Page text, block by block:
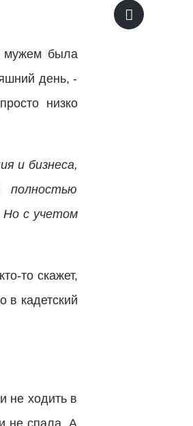
мужем была
день, -
низко
и бизнеса,
Но с учетом
то скажет,
в кадетский
не ходить в
не спала. А